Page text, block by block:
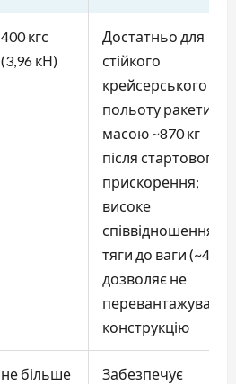
400 кгс
(3,96 кН)
Достатньо для
стійкого
крейсерського
польоту ракети
масою ~870 кг
після стартового
прискорення;
високе
співвідношення
тяги до ваги (~4,75)
дозволяє не
перевантажувати
конструкцію
не більше
Забезпечує